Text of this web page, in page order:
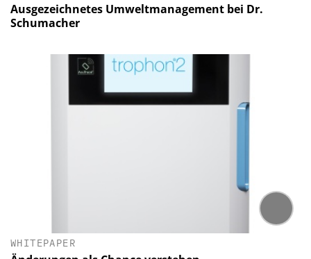
Ausgezeichnetes Umweltmanagement bei Dr.
Schumacher
WHITEPAPER